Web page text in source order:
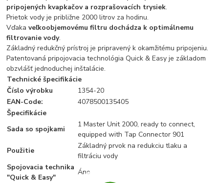
pripojených kvapkačov a rozprašovacích trysiek.
Prietok vody je približne 2000 litrov za hodinu.
Vďakaveľkoobjemovému filtru dochádza k optimálnemu
filtrovanie vody.
Základný redukčný prístroj je pripravený k okamžitému pripojeniu.
Patentovaná pripojovacia technológia Quick & Easy je základom
obzvlášť jednoduchej inštalácie.
Technické špecifikácie
Číslo výrobku
1354-20
EAN-Code:
4078500135405
Špecifikácie
Sada so spojkami
1 Master Unit 2000, ready to connect,
equipped with Tap Connector 901
Použitie
Základný prvok na redukciu tlaku a
filtráciu vody
Spojovacia technika
"Quick & Easy"
Áno